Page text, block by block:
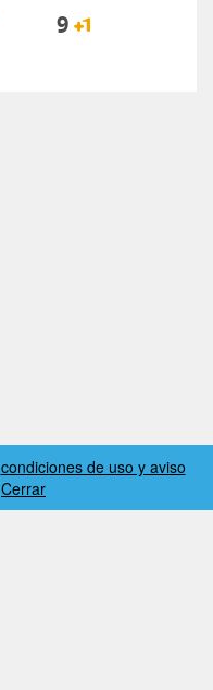
9
condiciones de uso y aviso
Cerrar